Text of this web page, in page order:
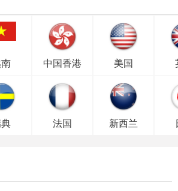
中国香港 美国
法国 新西兰